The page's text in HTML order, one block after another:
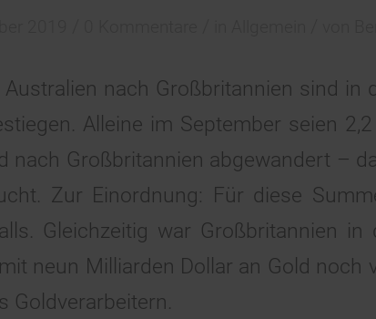
nach Großbritannien sind in
Alleine im September seien
nach Großbritannien abgewandert –
Zur Einordnung: Für diese
Gleichzeitig war Großbritannien in
neun Milliarden Dollar an Gold noch
Goldverarbeitern.